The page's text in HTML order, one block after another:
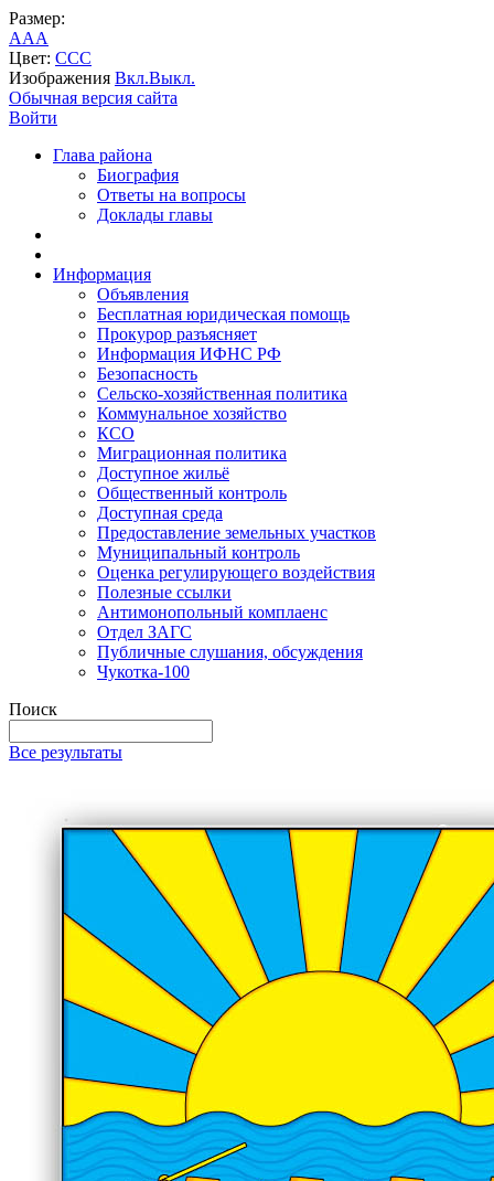
Размер:
AAA
Цвет: CCC
Изображения Вкл.Выкл.
Обычная версия сайта
Войти
Глава района
Биография
Ответы на вопросы
Доклады главы
Информация
Объявления
Бесплатная юридическая помощь
Прокурор разъясняет
Информация ИФНС РФ
Безопасность
Сельско-хозяйственная политика
Коммунальное хозяйство
КСО
Миграционная политика
Доступное жильё
Общественный контроль
Доступная среда
Предоставление земельных участков
Муниципальный контроль
Оценка регулирующего воздействия
Полезные ссылки
Антимонопольный комплаенс
Отдел ЗАГС
Публичные слушания, обсуждения
Чукотка-100
Поиск
Все результаты